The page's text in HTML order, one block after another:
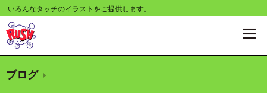
コ
ン
テ
ツ
いろんなタッチのイラストをご提供します。
ブログ